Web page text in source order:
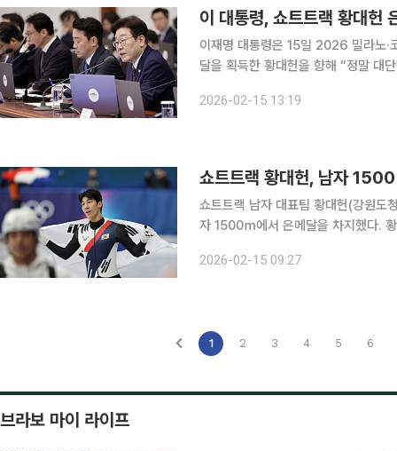
이재명 대통령은 15일 2026 밀라노·
달을 획득한 황대헌을 향해 “정말 대단하고, 자랑스
었다. 황대헌은 이날(한국시간) 이
2026-02-15 13:19
쇼트트랙 남자 대표팀 황대헌(강원도
자 1500ｍ에서 은메달을 차지했다. 황대헌은 15일(한국시간) 이탈리아 밀라노 아이스스케이팅 아
2026-02-15 09:27
1 2 3 4 5 6
브라보 마이 라이프